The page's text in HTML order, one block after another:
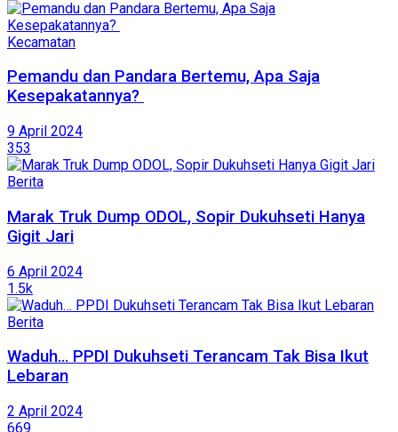
Kecamatan
Pemandu dan Pandara Bertemu, Apa Saja
Kesepakatannya?
9 April 2024
353
Berita
Marak Truk Dump ODOL, Sopir Dukuhseti Hanya
Gigit Jari
6 April 2024
1.5k
Berita
Waduh… PPDI Dukuhseti Terancam Tak Bisa Ikut
Lebaran
2 April 2024
669